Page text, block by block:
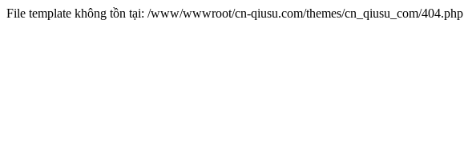
File template không tồn tại: /www/wwwroot/cn-qiusu.com/themes/cn_qiusu_com/404.php